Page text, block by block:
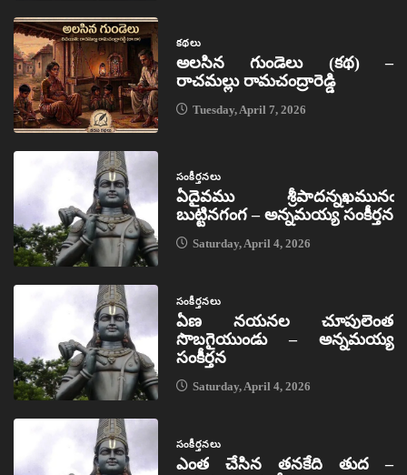
కథలు
అలసిన గుండెలు (కథ) –
రాచమల్లు రామచంద్రారెడ్డి
Tuesday, April 7, 2026
సంకీర్తనలు
ఏదైవము శ్రీపాదన్నఖమునఁ
బుట్టినగంగ – అన్నమయ్య సంకీర్తన
Saturday, April 4, 2026
సంకీర్తనలు
ఏణ నయనల చూపులెంత
సొబగైయుండు – అన్నమయ్య
సంకీర్తన
Saturday, April 4, 2026
సంకీర్తనలు
ఎంత చేసిన తనకేది తుద –